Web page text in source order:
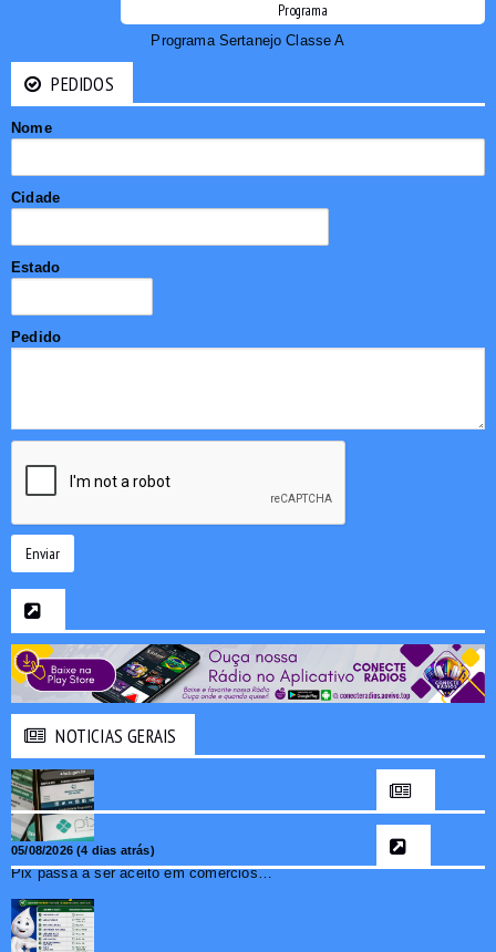
Programa
Programa Sertanejo Classe A
PEDIDOS
Nome
Cidade
Estado
Pedido
Enviar
NOTICIAS GERAIS
05/08/2026 (4 dias atrás)
Pix passa a ser aceito em comércios de oito países e amplia opções de pagamento para brasileiros no exterior